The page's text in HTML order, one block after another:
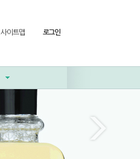
사이트맵 로그인